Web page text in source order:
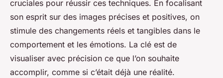
cruciales pour réussir ces techniques. En focalisant
son esprit sur des images précises et positives, on
stimule des changements réels et tangibles dans le
comportement et les émotions. La clé est de
visualiser avec précision ce que l’on souhaite
accomplir, comme si c’était déjà une réalité.